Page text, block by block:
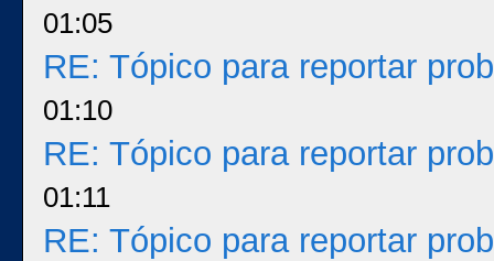
01:05
RE: Tópico para reportar
01:10
RE: Tópico para reportar
01:11
RE: Tópico para reportar